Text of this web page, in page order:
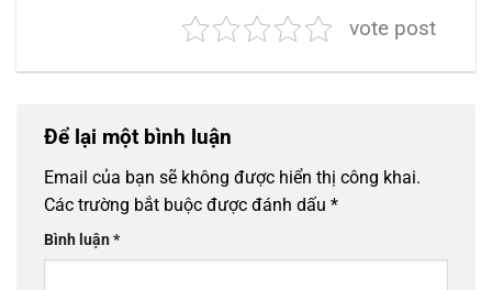
vote post
Để lại một bình luận
Email của bạn sẽ không được hiển thị công khai.
Các trường bắt buộc được đánh dấu *
Bình luận*